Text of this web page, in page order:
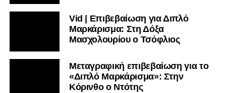
Vid | Επιβεβαίωση για Διπλό
Μαρκάρισμα: Στη Δόξα
Μασχολουρίου ο Τσόφλιος
Μεταγραφική επιβεβαίωση για το
«Διπλό Μαρκάρισμα»: Στην
Κόρινθο ο Ντότης